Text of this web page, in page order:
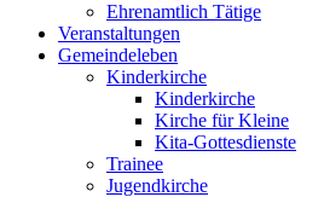
Ehrenamtlich Tätige
Veranstaltungen
Gemeindeleben
Kinderkirche
Kinderkirche
Kirche für Kleine
Kita-Gottesdienste
Trainee
Jugendkirche